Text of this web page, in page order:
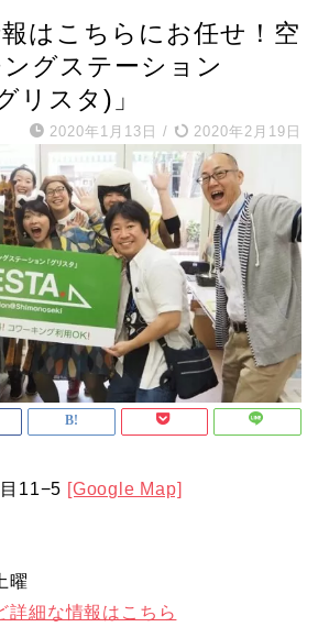
はこちらにお任せ！空
グステーション
リスタ)」
2020年1月13日 / 2020年2月19日
11−5 [Google Map]
曜
詳細な情報はこちら